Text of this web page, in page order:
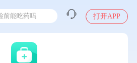
前能吃药吗
体检在线预约
打开APP
成功预约了男性健康套餐
购买了美的体重秤 MO-CW5 白色
购买了美的体重秤 MO-CW5 白色
购买了联创雅斯奶锅DF-CP103M
成功预约了男性婚前体检基础套餐